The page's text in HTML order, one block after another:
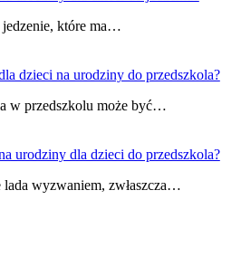
jedzenie, które ma…
dzieci na urodziny do przedszkola?
w przedszkolu może być…
urodziny dla dzieci do przedszkola?
wyzwaniem, zwłaszcza…